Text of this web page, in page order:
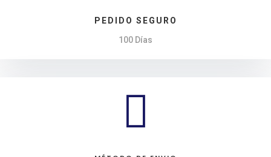
PEDIDO SEGURO
100 Días
